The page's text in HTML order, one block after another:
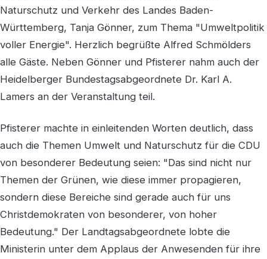
Naturschutz und Verkehr des Landes Baden-
Württemberg, Tanja Gönner, zum Thema "Umweltpolitik
voller Energie". Herzlich begrüßte Alfred Schmölders
alle Gäste. Neben Gönner und Pfisterer nahm auch der
Heidelberger Bundestagsabgeordnete Dr. Karl A.
Lamers an der Veranstaltung teil.
Pfisterer machte in einleitenden Worten deutlich, dass
auch die Themen Umwelt und Naturschutz für die CDU
von besonderer Bedeutung seien: "Das sind nicht nur
Themen der Grünen, wie diese immer propagieren,
sondern diese Bereiche sind gerade auch für uns
Christdemokraten von besonderer, von hoher
Bedeutung." Der Landtagsabgeordnete lobte die
Ministerin unter dem Applaus der Anwesenden für ihre